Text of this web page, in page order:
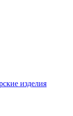
изделия